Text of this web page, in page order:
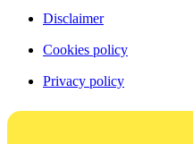
Disclaimer
Cookies policy
Privacy policy